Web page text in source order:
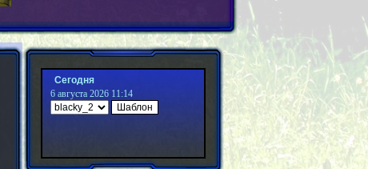
Сегодня
6 августа 2026 11:14